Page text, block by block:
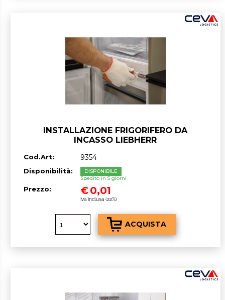
INSTALLAZIONE FRIGORIFERO DA
INCASSO LIEBHERR
Cod.Art: 9354
Disponibilità:
DISPONIBILE
Spedito in 5 giorni
Prezzo: €0,01
Iva inclusa (22%)